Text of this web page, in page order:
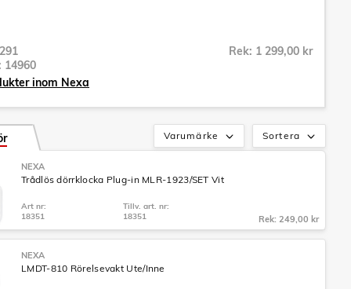
14960
Rek: 1 299,00 kr
inom Nexa
Sortera
Varumärke
NEXA
Trådlös dörrklocka Plug-in MLR-1923/SET Vit
Art nr:
18351
Tillv. art. nr:
18351
Rek: 249,00 kr
NEXA
LMDT-810 Rörelsevakt Ute/Inne